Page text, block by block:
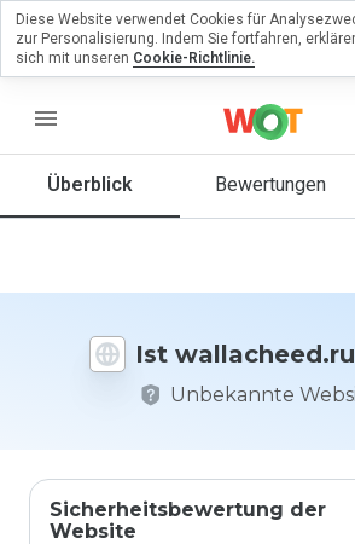
menu
Überblick Bewertungen
Ist
Unbekannte
Sicherheitsbewertung der
Website
würden
auf einer
Skala von
Diese Website verwendet Cookies für
zur Personalisierung. Indem Sie fortfahren,
sich mit unseren Cookie-Richtlinie.